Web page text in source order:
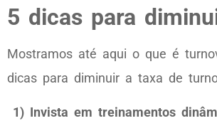
5 dicas para
Mostramos até aqui o que é
dicas para diminuir a taxa de
1) Invista em treinamentos